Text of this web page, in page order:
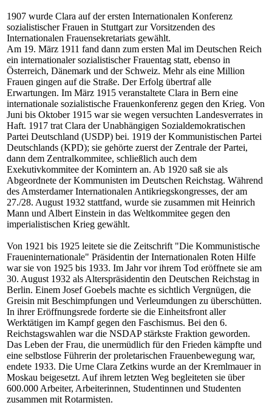
1907 wurde Clara auf der ersten Internationalen Konferenz
sozialistischer Frauen in Stuttgart zur Vorsitzenden des
Internationalen Frauensekretariats gewählt.
Am 19. März 1911 fand dann zum ersten Mal im Deutschen Reich
ein internationaler sozialistischer Frauentag statt, ebenso in
Österreich, Dänemark und der Schweiz. Mehr als eine Million
Frauen gingen auf die Straße. Der Erfolg übertraf alle
Erwartungen. Im März 1915 veranstaltete Clara in Bern eine
internationale sozialistische Frauenkonferenz gegen den Krieg. Von
Juni bis Oktober 1915 war sie wegen versuchten Landesverrates in
Haft. 1917 trat Clara der Unabhängigen Sozialdemokratischen
Partei Deutschland (USDP) bei. 1919 der Kommunistischen Partei
Deutschlands (KPD); sie gehörte zuerst der Zentrale der Partei,
dann dem Zentralkommitee, schließlich auch dem
Exekutivkommitee der Komintern an. Ab 1920 saß sie als
Abgeordnete der Kommunisten im Deutschen Reichstag. Während
des Amsterdamer Internationalen Antikriegskongresses, der am
27./28. August 1932 stattfand, wurde sie zusammen mit Heinrich
Mann und Albert Einstein in das Weltkommitee gegen den
imperialistischen Krieg gewählt.
Von 1921 bis 1925 leitete sie die Zeitschrift "Die Kommunistische
Fraueninternationale" Präsidentin der Internationalen Roten Hilfe
war sie von 1925 bis 1933. Im Jahr vor ihrem Tod eröffnete sie am
30. August 1932 als Alterspräsidentin den Deutschen Reichstag in
Berlin. Einem Josef Goebels machte es sichtlich Vergnügen, die
Greisin mit Beschimpfungen und Verleumdungen zu überschütten.
In ihrer Eröffnungsrede forderte sie die Einheitsfront aller
Werktätigen im Kampf gegen den Faschismus. Bei den 6.
Reichstagswahlen war die NSDAP stärkste Fraktion geworden.
Das Leben der Frau, die unermüdlich für den Frieden kämpfte und
eine selbstlose Führerin der proletarischen Frauenbewegung war,
endete 1933. Die Urne Clara Zetkins wurde an der Kremlmauer in
Moskau beigesetzt. Auf ihrem letzten Weg begleiteten sie über
600.000 Arbeiter, Arbeiterinnen, Studentinnen und Studenten
zusammen mit Rotarmisten.